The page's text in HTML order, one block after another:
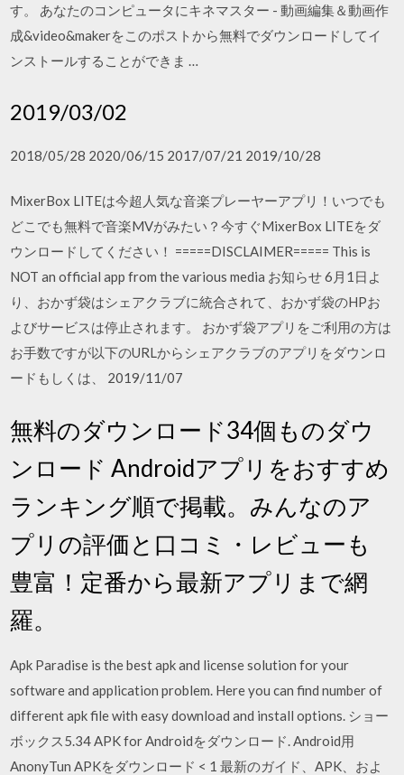
す。 あなたのコンピュータにキネマスター - 動画編集＆動画作
成&video&makerをこのポストから無料でダウンロードしてイ
ンストールすることができま …
2019/03/02
2018/05/28 2020/06/15 2017/07/21 2019/10/28
MixerBox LITEは今超人気な音楽プレーヤーアプリ！いつでも
どこでも無料で音楽MVがみたい？今すぐMixerBox LITEをダ
ウンロードしてください！ =====DISCLAIMER===== This is
NOT an official app from the various media お知らせ 6月1日よ
り、おかず袋はシェアクラブに統合されて、おかず袋のHPお
よびサービスは停止されます。 おかず袋アプリをご利用の方は
お手数ですが以下のURLからシェアクラブのアプリをダウンロ
ードもしくは、 2019/11/07
無料のダウンロード34個ものダウ
ンロード Androidアプリをおすすめ
ランキング順で掲載。みんなのア
プリの評価と口コミ・レビューも
豊富！定番から最新アプリまで網
羅。
Apk Paradise is the best apk and license solution for your
software and application problem. Here you can find number of
different apk file with easy download and install options. ショー
ボックス5.34 APK for Androidをダウンロード. Android用
AnonyTun APKをダウンロード < 1 最新のガイド、APK、およ